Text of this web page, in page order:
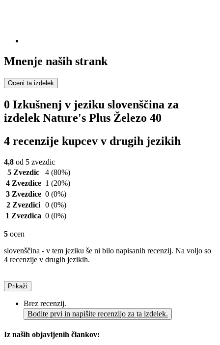
Mnenje naših strank
Oceni ta izdelek
0 Izkušnenj v jeziku slovenščina za
izdelek Nature's Plus Železo 40
4 recenzije kupcev v drugih jezikih
4,8 od 5 zvezdic
5 Zvezdic
4 (80%)
4 Zvezdice 1 (20%)
3 Zvezdice 0 (0%)
2 Zvezdici 0 (0%)
1 Zvezdica 0 (0%)
5 ocen
slovenščina - v tem jeziku še ni bilo napisanih recenzij. Na voljo so
4 recenzije v drugih jezikih.
Prikaži
Brez recenzij.
Bodite prvi in napišite recenzijo za ta izdelek.
Iz naših objavljenih člankov: